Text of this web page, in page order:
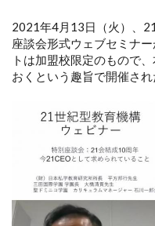
2021年4月13日（火）、
座談会形式ウェブセミナ
トは加盟校限定のもので
おくという趣旨で開催され